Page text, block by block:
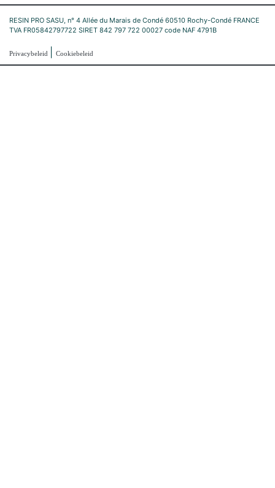
RESIN PRO SASU, n° 4 Allée du Marais de Condé 60510 Rochy-Condé FRANCE
TVA FR05842797722 SIRET 842 797 722 00027 code NAF 4791B
Privacybeleid Cookiebeleid